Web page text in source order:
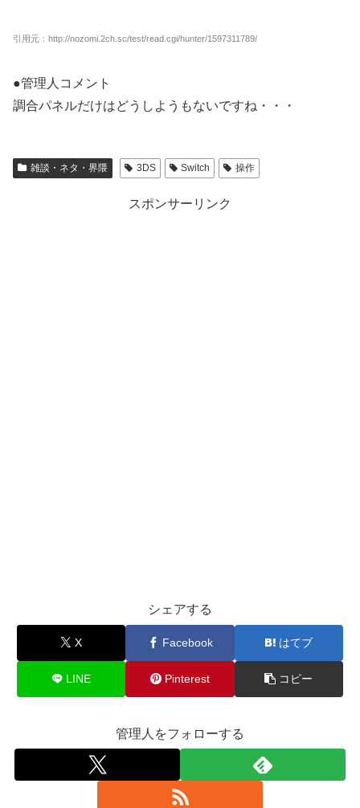
引用元：http://nozomi.2ch.sc/test/read.cgi/hunter/1597311789/
●管理人コメント
調合パネルだけはどうしようもないですね・・・
雑談・ネタ・界隈 3DS Switch 操作
スポンサーリンク
シェアする
X Facebook はてブ
LINE Pinterest コピー
管理人をフォローする